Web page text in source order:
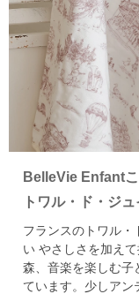
BelleVie Enfant
トワル・ド・ジュ
フランスのトワル・
い やさしさを加えて
森、音楽を楽しむ子
ています。 少しアン